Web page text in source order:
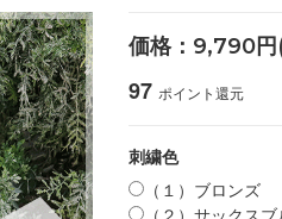
価格：9,790円
97ポイント還元
刺繍色
（１）ブロンズ
（２）サックス